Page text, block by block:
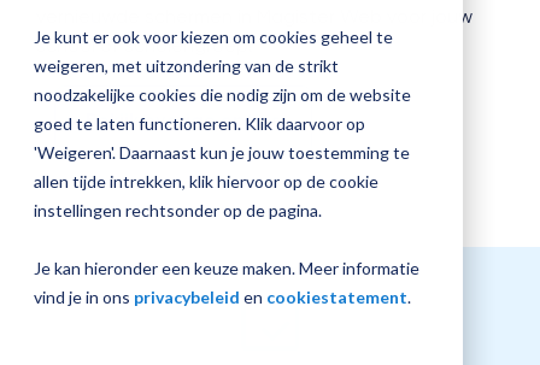
Je kunt er ook voor kiezen om cookies geheel te
weigeren, met uitzondering van de strikt
noodzakelijke cookies die nodig zijn om de website
goed te laten functioneren. Klik daarvoor op
'Weigeren'. Daarnaast kun je jouw toestemming te
allen tijde intrekken, klik hiervoor op de cookie
instellingen rechtsonder op de pagina.
Je kan hieronder een keuze maken. Meer informatie
vind je in ons privacybeleid en cookiestatement.
vernieuwde schermen in Magister Web voor jouw
school of scholengroep!
Bekijk overige opties